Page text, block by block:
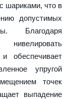
шариками, что в
допустимых
Благодаря
обеспечивает
упругой
точек
выпадение